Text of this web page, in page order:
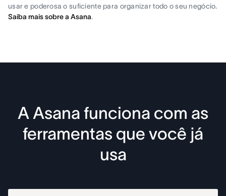
usar e poderosa o suficiente para organizar todo o seu negócio.
Saiba mais sobre a Asana.
A Asana funciona com as
ferramentas que você já
usa